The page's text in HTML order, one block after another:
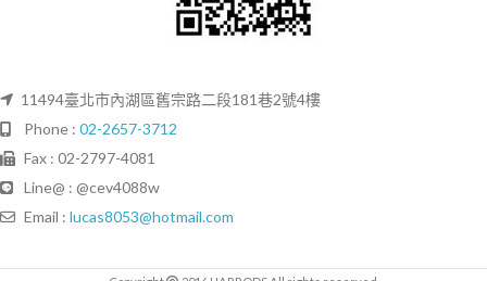
11494臺北市內湖區舊宗路二段181巷2號4樓
Phone : 02-2657-3712
Fax : 02-2797-4081
Line@ : @cev4088w
Email : lucas8053@hotmail.com